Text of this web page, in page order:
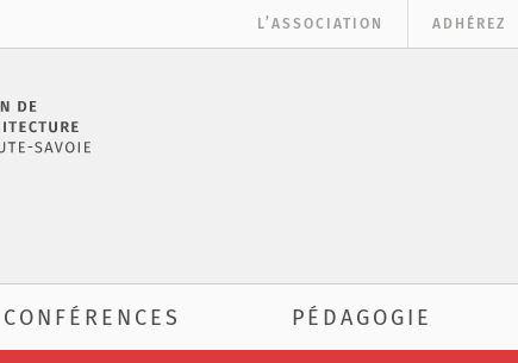
L’ASSOCIATION ADHÉREZ
CONFÉRENCES PÉDAGOGIE